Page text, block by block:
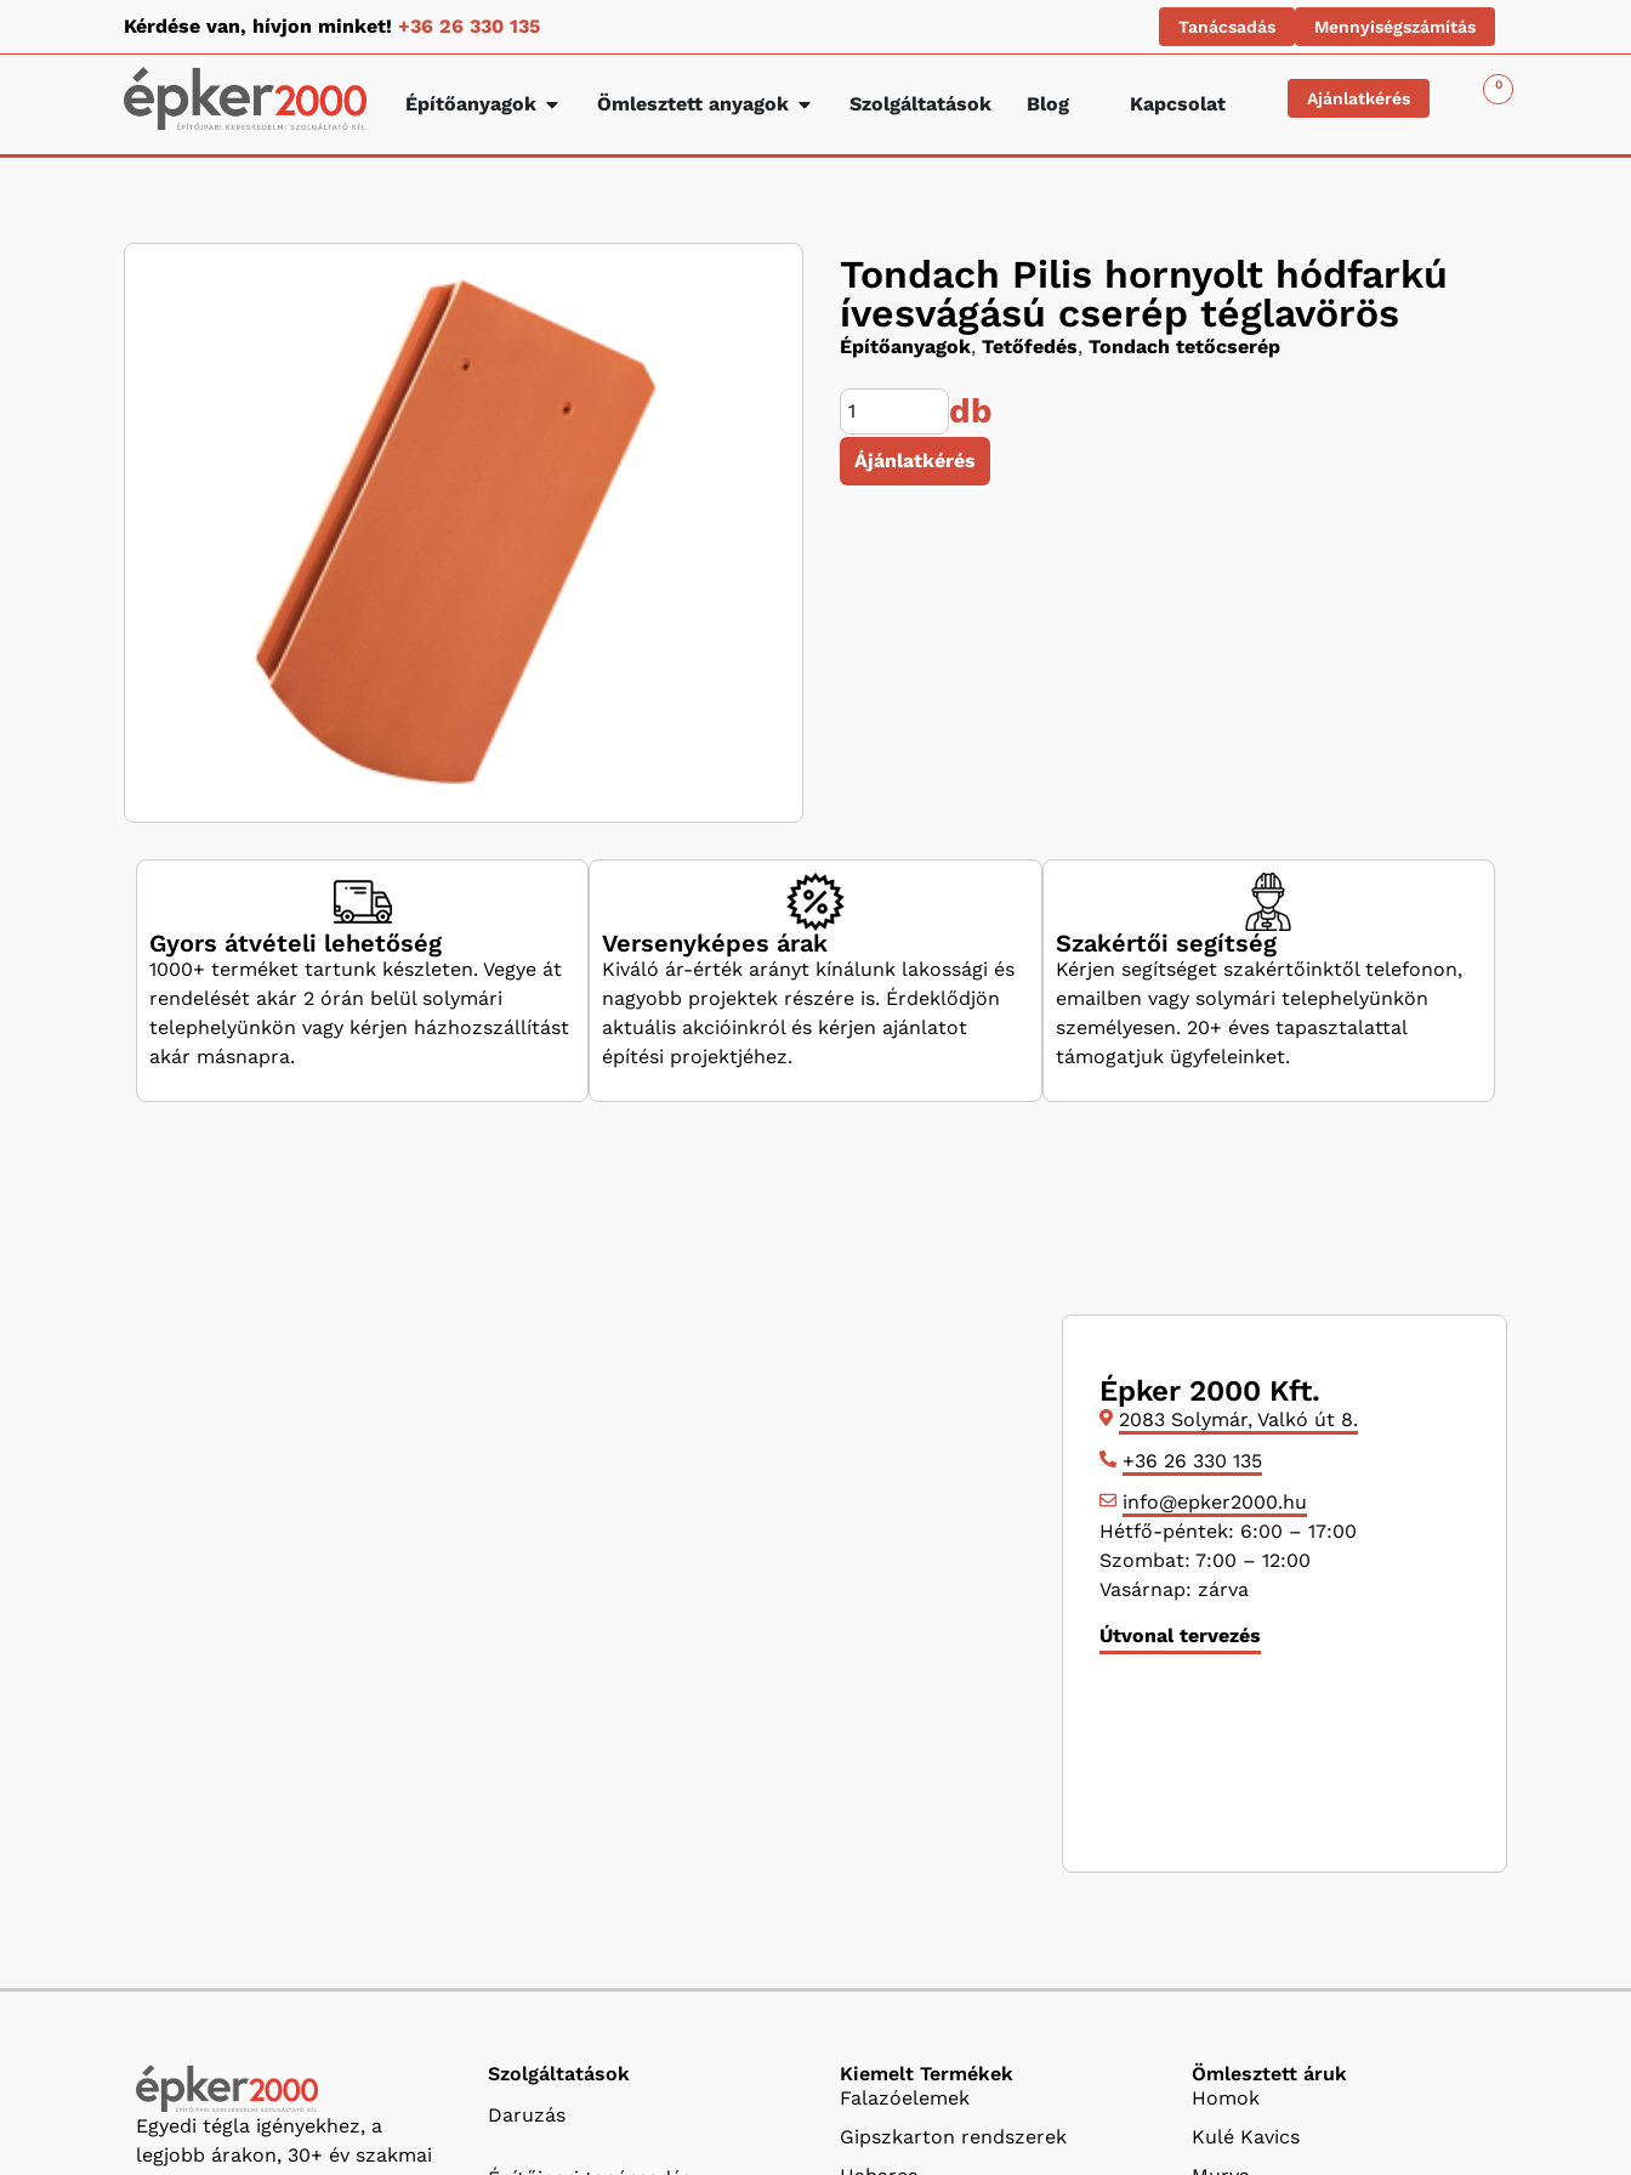
Kérdése van, hívjon minket! +36 26 330 135 Tanácsadás Mennyiségszámítás
Építőanyagok Ömlesztett anyagok Szolgáltatások Blog Kapcsolat Ajánlatkérés
0
Tondach Pilis hornyolt hódfarkú
ívesvágású cserép téglavörös
Építőanyagok, Tetőfedés, Tondach tetőcserép
db
Ájánlatkérés
Gyors átvételi lehetőség
1000+ terméket tartunk készleten. Vegye át
rendelését akár 2 órán belül solymári
telephelyünkön vagy kérjen házhozszállítást
akár másnapra.
Versenyképes árak
Kiváló ár-érték arányt kínálunk lakossági és
nagyobb projektek részére is. Érdeklődjön
aktuális akcióinkról és kérjen ajánlatot
építési projektjéhez.
Szakértői segítség
Kérjen segítséget szakértőinktől telefonon,
emailben vagy solymári telephelyünkön
személyesen. 20+ éves tapasztalattal
támogatjuk ügyfeleinket.
Épker 2000 Kft.
2083 Solymár, Valkó út 8.
+36 26 330 135
info@epker2000.hu
Hétfő-péntek: 6:00 – 17:00
Szombat: 7:00 – 12:00
Vasárnap: zárva
Útvonal tervezés
Egyedi tégla igényekhez, a
legjobb árakon, 30+ év szakmai
Szolgáltatások
Daruzás
Kiemelt Termékek
Falazóelemek
Gipszkarton rendszerek
Ömlesztett áruk
Homok
Kulé Kavics